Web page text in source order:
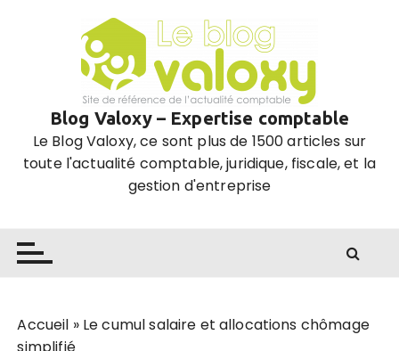
Blog Valoxy – Expertise comptable
Le Blog Valoxy, ce sont plus de 1500 articles sur
toute l'actualité comptable, juridique, fiscale, et la
gestion d'entreprise
Accueil » Le cumul salaire et allocations chômage